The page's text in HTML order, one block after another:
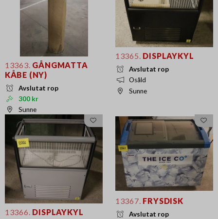
13363. GÅNGMATTA
KÅBE (NY)
Avslutat rop
300 kr
Sunne
13365. DISPLAYKYL
Avslutat rop
Osåld
Sunne
13366. DISPLAYKYL
13367. FRYSDISK
Avslutat rop